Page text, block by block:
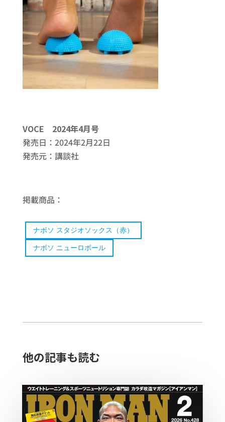
VOCE 2024年4月号
発売日：2024年2月22日
発売元：講談社
掲載商品：
ナボソ スタジオソックス（赤）
ナボソ ニューロボール
他の記事も読む​